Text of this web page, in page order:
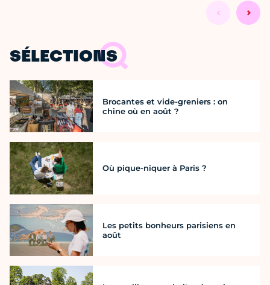
SÉLECTIONS
Brocantes et vide-greniers : on
chine où en août ?
Où pique-niquer à Paris ?
Les petits bonheurs parisiens en
août